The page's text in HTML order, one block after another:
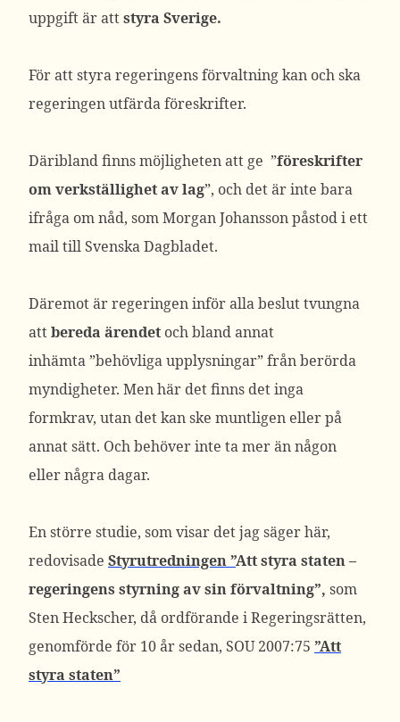
uppgift är attstyra Sverige.
För att styra regeringens förvaltning kan och ska
regeringen utfärda föreskrifter.
Däribland finns möjligheten att ge ”föreskrifter
om verkställighet av lag”, och det är inte bara
ifråga om nåd, som Morgan Johansson påstod i ett
mail till Svenska Dagbladet.
Däremot är regeringen inför alla beslut tvungna
attbereda ärendet och bland annat
inhämta ”behövliga upplysningar” från berörda
myndigheter. Men här det finns det inga
formkrav, utan det kan ske muntligen eller på
annat sätt. Och behöver inte ta mer än någon
eller några dagar.
En större studie, som visar det jag säger här,
redovisade Styrutredningen ”Att styra staten –
regeringens styrning av sin förvaltning”, som
Sten Heckscher, då ordförande i Regeringsrätten,
genomförde för 10 år sedan, SOU 2007:75 ”Att
styra staten”